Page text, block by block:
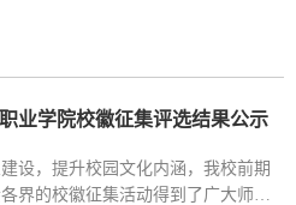
业学院校徽征集评选结果公示
设，提升校园文化内涵，我校前期
界的校徽征集活动得到了广大师生